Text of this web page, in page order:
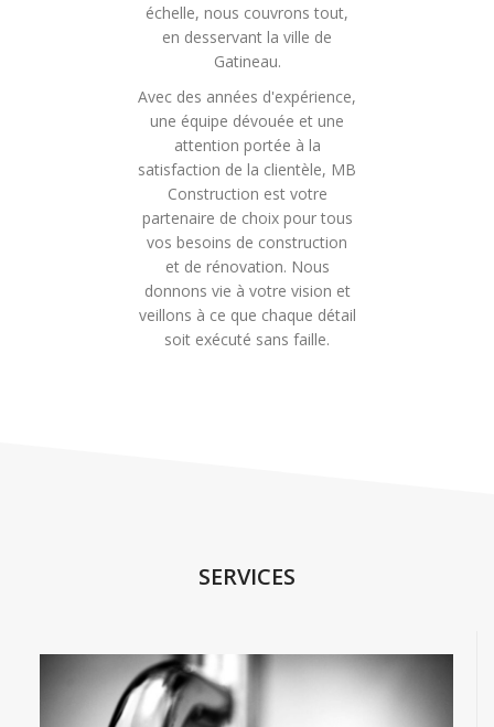
échelle, nous couvrons tout,
en desservant la ville de
Gatineau.
Avec des années d'expérience,
une équipe dévouée et une
attention portée à la
satisfaction de la clientèle, MB
Construction est votre
partenaire de choix pour tous
vos besoins de construction
et de rénovation. Nous
donnons vie à votre vision et
veillons à ce que chaque détail
soit exécuté sans faille.
SERVICES